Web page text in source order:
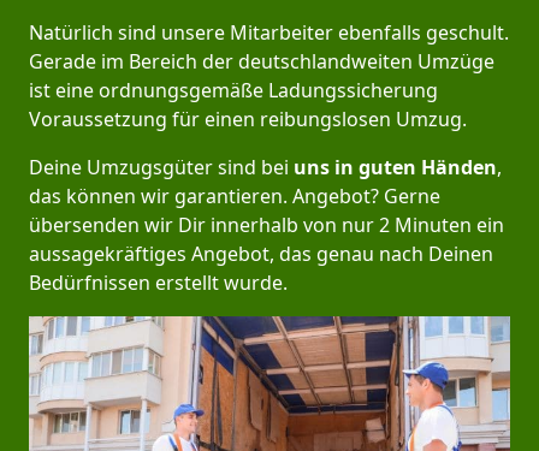
Natürlich sind unsere Mitarbeiter ebenfalls geschult.
Gerade im Bereich der deutschlandweiten Umzüge
ist eine ordnungsgemäße Ladungssicherung
Voraussetzung für einen reibungslosen Umzug.
Deine Umzugsgüter sind bei uns in guten Händen,
das können wir garantieren. Angebot? Gerne
übersenden wir Dir innerhalb von nur 2 Minuten ein
aussagekräftiges Angebot, das genau nach Deinen
Bedürfnissen erstellt wurde.